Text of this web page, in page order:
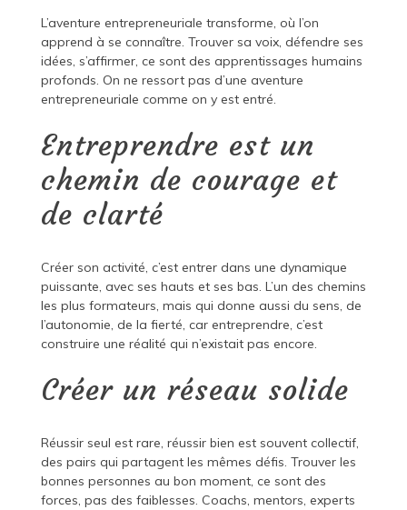
L’aventure entrepreneuriale transforme, où l’on
apprend à se connaître. Trouver sa voix, défendre ses
idées, s’affirmer, ce sont des apprentissages humains
profonds. On ne ressort pas d’une aventure
entrepreneuriale comme on y est entré.
Entreprendre est un
chemin de courage et
de clarté
Créer son activité, c’est entrer dans une dynamique
puissante, avec ses hauts et ses bas. L’un des chemins
les plus formateurs, mais qui donne aussi du sens, de
l’autonomie, de la fierté, car entreprendre, c’est
construire une réalité qui n’existait pas encore.
Créer un réseau solide
Réussir seul est rare, réussir bien est souvent collectif,
des pairs qui partagent les mêmes défis. Trouver les
bonnes personnes au bon moment, ce sont des
forces, pas des faiblesses. Coachs, mentors, experts